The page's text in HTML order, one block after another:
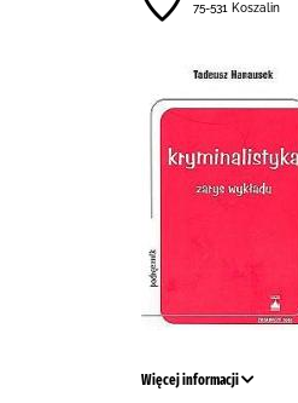
75-531 Koszalin
Więcej informacji